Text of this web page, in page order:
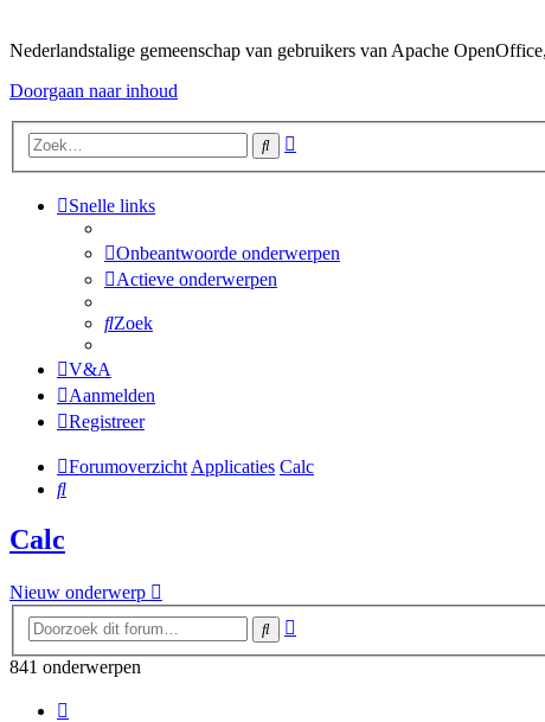
Nederlandstalige gemeenschap van gebruikers van Apache
Doorgaan naar inhoud
Zoek
Snelle links
Onbeantwoorde onderwerpen
Actieve onderwerpen
Zoek
V&A
Aanmelden
Registreer
Forumoverzicht Applicaties Calc
Zoek
Calc
Nieuw onderwerp
Zoek
841 onderwerpen